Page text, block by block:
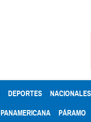
DEPORTES NACIONALES
PANAMERICANA PÁRAMO